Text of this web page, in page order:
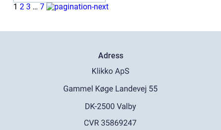
1 2 3 … 7
Adress